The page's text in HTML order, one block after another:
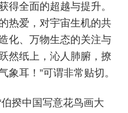
得全面的超越与提升。
热爱，对宇宙生机的共
化、万物生态的关注与
然纸上，沁人肺腑，撩
象耳！”可谓非常贴切。
揆中国写意花鸟画大